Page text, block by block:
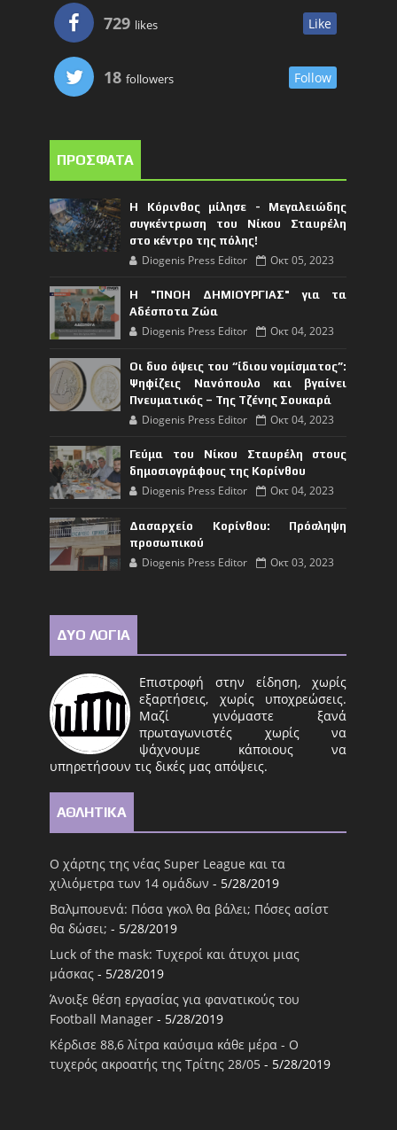
729 likes Like
18 followers Follow
ΠΡΟΣΦΑΤΑ
Η Κόρινθος μίλησε - Μεγαλειώδης
συγκέντρωση του Νίκου Σταυρέλη
στο κέντρο της πόλης!
Diogenis Press Editor Οκτ 05, 2023
Η "ΠΝΟΗ ΔΗΜΙΟΥΡΓΙΑΣ" για τα
Αδέσποτα Ζώα
Diogenis Press Editor Οκτ 04, 2023
Οι δυο όψεις του “ίδιου νομίσματος”:
Ψηφίζεις Νανόπουλο και βγαίνει
Πνευματικός – Της Τζένης Σουκαρά
Diogenis Press Editor Οκτ 04, 2023
Γεύμα του Νίκου Σταυρέλη στους
δημοσιογράφους της Κορίνθου
Diogenis Press Editor Οκτ 04, 2023
Δασαρχείο Κορίνθου: Πρόσληψη
προσωπικού
Diogenis Press Editor Οκτ 03, 2023
ΔΥΟ ΛΟΓΙΑ
Επιστροφή στην είδηση, χωρίς
εξαρτήσεις, χωρίς υποχρεώσεις.
Μαζί γινόμαστε ξανά
πρωταγωνιστές χωρίς να
ψάχνουμε κάποιους να
υπηρετήσουν τις δικές μας απόψεις.
ΑΘΛΗΤΙΚΑ
Ο χάρτης της νέας Super League και τα
χιλιόμετρα των 14 ομάδων - 5/28/2019
Βαλμπουενά: Πόσα γκολ θα βάλει; Πόσες ασίστ
θα δώσει; - 5/28/2019
Luck of the mask: Τυχεροί και άτυχοι μιας
μάσκας - 5/28/2019
Άνοιξε θέση εργασίας για φανατικούς του
Football Μanager - 5/28/2019
Κέρδισε 88,6 λίτρα καύσιμα κάθε μέρα - Ο
τυχερός ακροατής της Τρίτης 28/05 - 5/28/2019